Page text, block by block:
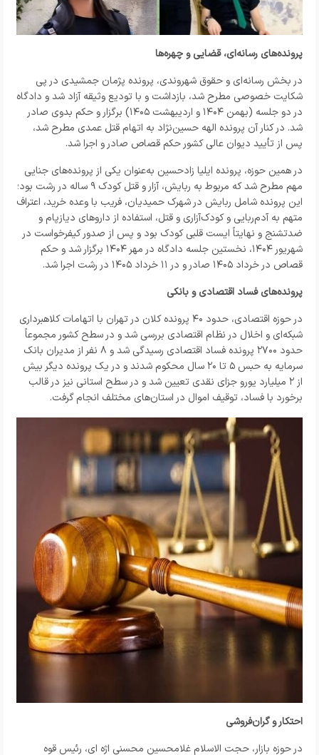
پرونده‌های رسانه‌ای، قضایی و چهره‌ها
در بخش رسانه‌ای و حقوق شهروندی، پرونده پژمان جمشیدی در پی
شکایت خصوصی مطرح شد، بازداشت و با تودیع وثیقه آزاد شد و دادگاه
در دو جلسه (بهمن ۱۴۰۴ و اردیبهشت ۱۴۰۵) برگزار و حکم بدوی صادر
شد. در کنار آن پرونده الهه حسین‌نژاد به اتهام قتل عمدی مطرح شد،
پس از تأیید دیوان عالی کشور حکم قصاص صادر و اجرا شد.
در همین حوزه، پرونده ایلیا زادحسین به‌عنوان یکی از پرونده‌های جنایی
مهم مطرح شد که مربوط به ربایش، آزار و قتل کودک ۹ ساله در رشت بود؛
این پرونده شامل ربایش در شهرک حمیدیان، فریب با وعده خرید، اعتراف
متهم به آدم‌ربایی و کودک‌آزاری و قتل، استفاده از داروهای دیازپام و
ضدتشنج و نهایتاً ایست قلبی کودک بود و پس از صدور کیفرخواست در
شهریور ۱۴۰۴، نخستین جلسه دادگاه در مهر ۱۴۰۴ برگزار شد و حکم
قصاص در خرداد ۱۴۰۵ صادر و در ۱۱ خرداد ۱۴۰۵ در رشت اجرا شد.
پرونده‌های فساد اقتصادی و بانکی
در حوزه اقتصادی، حدود ۴۰ پرونده کلان در تهران با اتهامات کلاهبرداری
شبکه‌ای و اخلال در نظام اقتصادی بررسی شد و در سطح کشور مجموعاً
حدود ۲۷۰۰ پرونده فساد اقتصادی رسیدگی شد و ۸ نفر از مدیران بانک
سرمایه به حبس ۵ تا ۲۰ سال محکوم شدند و در یک پرونده دیگر بیش
از ۲ میلیارد یورو جزای نقدی تعیین شد و در سطح استانی نیز در قالب
برخورد با فساد، توقیف اموال در استان‌های مختلف انجام گرفت.
احتکار و گران‌فروشی
در حوزه بازار، حجت الاسلام غلامحسین محسنی اژه ای، رئیس قوه